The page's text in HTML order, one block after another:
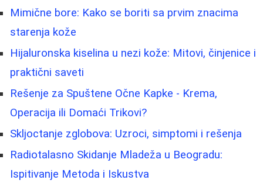
Mimične bore: Kako se boriti sa prvim znacima
starenja kože
Hijaluronska kiselina u nezi kože: Mitovi, činjenice i
praktični saveti
Rešenje za Spuštene Očne Kapke - Krema,
Operacija ili Domaći Trikovi?
Skljoctanje zglobova: Uzroci, simptomi i rešenja
Radiotalasno Skidanje Mladeža u Beogradu:
Ispitivanje Metoda i Iskustva